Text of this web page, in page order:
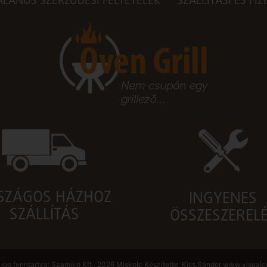
HÁZHOZ
SZÁLLÍTÁS
INGYENES
fenntartva: Szamikó Kft., 2026 Miskolc Készítette: Kiss Sándor